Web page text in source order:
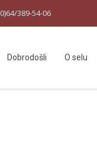
389-54-06
Dobrodošli O selu